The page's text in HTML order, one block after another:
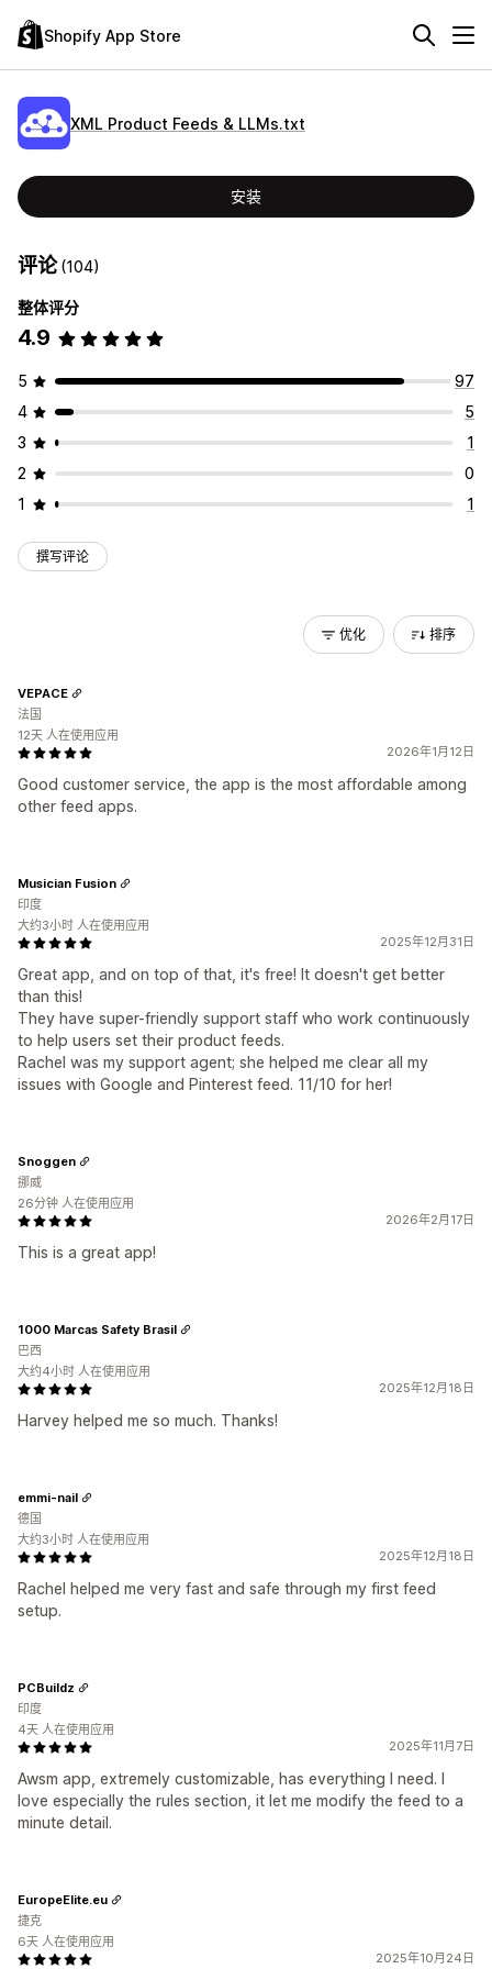
Shopify App Store
XML Product Feeds & LLMs.txt
安装
评论(104)
整体评分
4.9
5
97
4
5
3
1
2
0
1
1
撰写评论
优化 排序
2026年1月12日
Good customer service, the app is the most affordable among
other feed apps.
VEPACE
法国
12天 人在使用应用
2025年12月31日
Great app, and on top of that, it's free! It doesn't get better
than this!
They have super-friendly support staff who work continuously
to help users set their product feeds.
Rachel was my support agent; she helped me clear all my
issues with Google and Pinterest feed. 11/10 for her!
Musician Fusion
印度
大约3小时 人在使用应用
2026年2月17日
This is a great app!
Snoggen
挪威
26分钟 人在使用应用
2025年12月18日
Harvey helped me so much. Thanks!
1000 Marcas Safety Brasil
巴西
大约4小时 人在使用应用
2025年12月18日
Rachel helped me very fast and safe through my first feed
setup.
emmi-nail
德国
大约3小时 人在使用应用
2025年11月7日
Awsm app, extremely customizable, has everything I need. I
love especially the rules section, it let me modify the feed to a
minute detail.
PCBuildz
印度
4天 人在使用应用
2025年10月24日
EuropeElite.eu
捷克
6天 人在使用应用